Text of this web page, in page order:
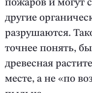
пожаров и могут
другие
разрушаются.
точнее понять,
древесная
месте, а не «по